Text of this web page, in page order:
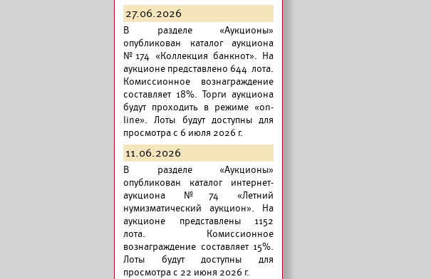
27.06.2026
В разделе «Аукционы»
опубликован каталог аукциона
№174 «Коллекция банкнот». На
аукционе представлено 644 лота.
Комиссионное вознаграждение
составляет 18%. Торги аукциона
будут проходить в режиме «on-
line». Лоты будут доступны для
просмотра с 6 июля 2026 г.
11.06.2026
В разделе «Аукционы»
опубликован каталог интернет-
аукциона №74 «Летний
нумизматический аукцион». На
аукционе представлены 1152
лота. Комиссионное
вознаграждение составляет 15%.
Лоты будут доступны для
просмотра с 22 июня 2026 г.